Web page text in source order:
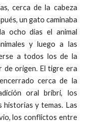
cerca de la cabeza
un gato caminaba
ocho días el animal
y luego a las
a todos los de la
de origen. El tigre era
cerca de la
oral bribri, los
historias y temas. Las
los conflictos entre